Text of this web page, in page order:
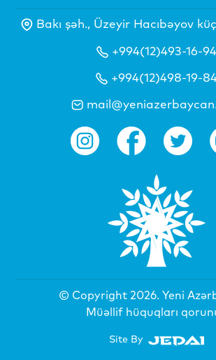
Bakı şəh., Üzeyir Hacıbəyov
+994(12)493-16-94
+994(12)498-19-
© Copyright 2026. Yeni
Müəllif hüquqları
Site By